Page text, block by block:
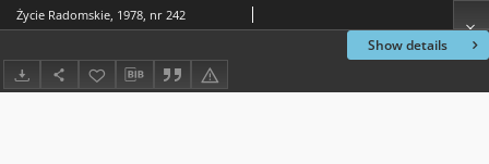
Show details
Życie Radomskie, 1978, nr 242